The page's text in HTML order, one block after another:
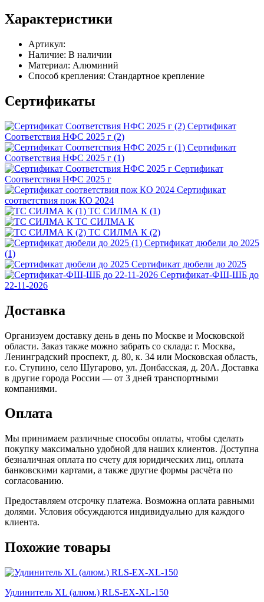
Характеристики
Артикул:
Наличие: В наличии
Материал: Алюминий
Способ крепления: Стандартное крепление
Сертификаты
Сертификат
Соответствия НФС 2025 г (2)
Сертификат
Соответствия НФС 2025 г (1)
Сертификат
Соответствия НФС 2025 г
Сертификат
соответствия пож КО 2024
ТС СИЛМА К (1)
ТС СИЛМА К
ТС СИЛМА К (2)
Сертификат дюбели до 2025
(1)
Сертификат дюбели до 2025
Сертификат-ФШ-ШБ до
22-11-2026
Доставка
Организуем доставку день в день по Москве и Московской
области. Заказ также можно забрать со склада: г. Москва,
Ленинградский проспект, д. 80, к. 34 или Московская область,
г.о. Ступино, село Шугарово, ул. Донбасская, д. 20А. Доставка
в другие города России — от 3 дней транспортными
компаниями.
Оплата
Мы принимаем различные способы оплаты, чтобы сделать
покупку максимально удобной для наших клиентов. Доступна
безналичная оплата по счету для юридических лиц, оплата
банковскими картами, а также другие формы расчёта по
согласованию.
Предоставляем отсрочку платежа. Возможна оплата равными
долями. Условия обсуждаются индивидуально для каждого
клиента.
Похожие товары
Удлинитель XL (алюм.) RLS-EX-XL-150